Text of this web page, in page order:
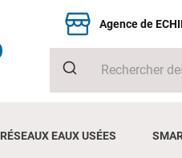
Agence de
RÉSEAUX EAUX USÉES